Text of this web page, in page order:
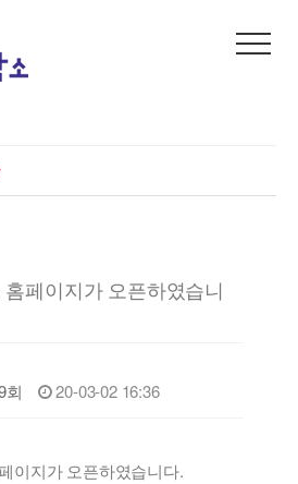
페이지가 오픈하였습니
회 20-03-02 16:36
이지가 오픈하였습니다.